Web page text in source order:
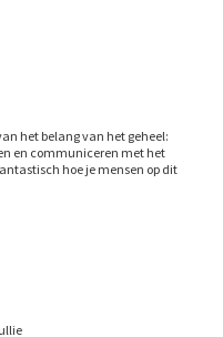
het belang van het geheel:
en communiceren met het
hoe je mensen op dit